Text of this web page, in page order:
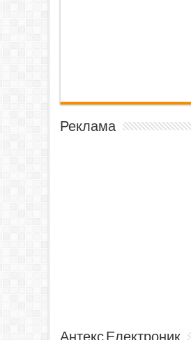
Реклама